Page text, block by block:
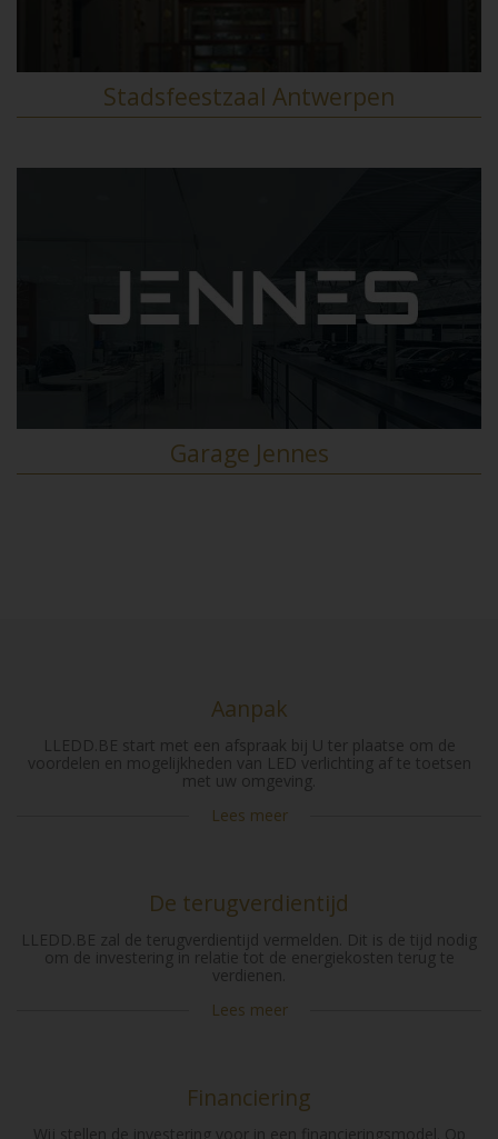
Stadsfeestzaal Antwerpen
Garage Jennes
Aanpak
LLEDD.BE start met een afspraak bij U ter plaatse om de
voordelen en mogelijkheden van LED verlichting af te toetsen
met uw omgeving.
Lees meer
De terugverdientijd
LLEDD.BE zal de terugverdientijd vermelden. Dit is de tijd nodig
om de investering in relatie tot de energiekosten terug te
verdienen.
Lees meer
Financiering
Wij stellen de investering voor in een financieringsmodel. Op